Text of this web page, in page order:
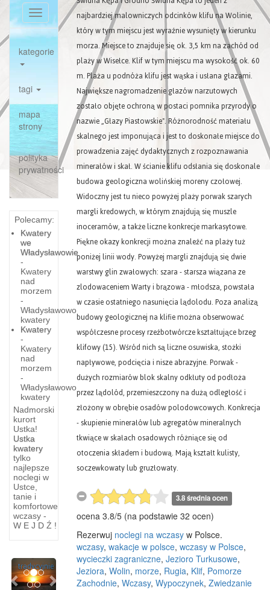
Toggle
navigation
kategorie
tagi
mapa
strony
polityka
prywatności
Polecamy:
Kwatery
we
Władysławowie
-
Kwatery
nad
morzem
-
Władysławowo
kwatery
Kwatery
-
Kwatery
nad
morzem
-
Władysławowo
kwatery
Nadmorski
kurort
Ustka!
Ustka
kwatery
tylko
najlepsze
noclegi w
Ustce,
tanie i
komfortowe
wczasy -
W E J D Ź !
Szlakiem
Reprezentacyjnej
Trasa
wiedzie
tradycyjnie
PreviousNext
najbardziej malowniczych odcinków klifu na Wolinie,
który w tym miejscu jest wyraźnie wysunięty w kierunku
morza. Miejsce to znajduje się ok. 3,5 km na zachód od
plaży w Wisełce. Klif w tym miejscu ma wysokość ok. 60
m. Plaża u podnóża klifu jest wąska i usłana głazami.
Największe nagromadzenie głazów narzutowych
zostało objęte ochroną w postaci pomnika przyrody o
nazwie „Głazy Piastowskie". Różnorodność materiału
skalnego jest imponująca i jest to doskonałe miejsce do
prowadzenia zajęć dydaktycznych z rozpoznawania
minerałów i skał. W ścianie klifu odsłania się doskonale
budowa geologiczna wolińskiej moreny czołowej.
Widoczny jest tu nieco powyżej plaży porwak szarych
margli kredowych, w którym znajdują się muszle
inoceramów, a także liczne konkrecje markasytowe.
Piękne okazy konkrecji można znaleźć na plaży tuż
poniżej linii wody. Powyżej margli znajdują się dwie
warstwy glin zwałowych: szara - starsza wiązana ze
zlodowaceniem Warty i brązowa - młodsza, powstała
w czasie ostatniego nasunięcia lądolodu. Poza analizą
budowy geologicznej na klifie można obserwować
współczesne procesy rzeźbotwórcze kształtujące brzeg
klifowy (15). Wśród nich są liczne osuwiska, stożki
napływowe, podcięcia i nisze abrazyjne. Porwak -
dużych rozmiarów blok skalny odkłuty od podłoża
przez lądolód, przemieszczony na dużą odległość i
złożony w obrębie osadów polodowcowych. Konkrecja
- skupienie minerałów lub agregatów mineralnych
tkwiące w skałach osadowych różniące się od
otoczenia składem i budową. Mają kształt kulisty,
soczewkowaty lub gruzłowaty.
3.8 średnia ocen
ocena 3.8/5 (na podstawie 32 ocen)
Rezerwuj noclegi na wczasy w Polsce.
wczasy, wakacje w polsce, wczasy w Polsce,
wycieczki zagraniczne, Jezioro Turkusowe,
Jeziora, Wolin, morze, Rugia, Klif, Pomorze
Zachodnie, Wczasy, Wypoczynek, Zwiedzanie